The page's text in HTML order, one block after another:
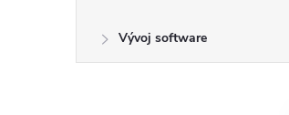
Vývoj software